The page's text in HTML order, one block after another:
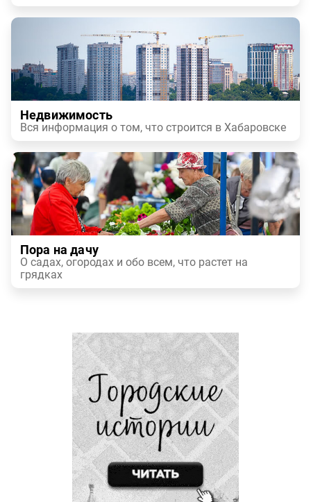
Недвижимость
Вся информация о том, что строится в Хабаровске
Пора на дачу
О садах, огородах и обо всем, что растет на
грядках